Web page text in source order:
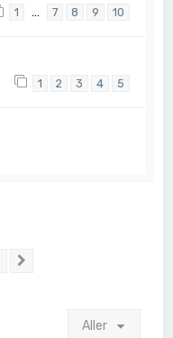
1 … 7 8 9 10
1 2 3 4 5
Aller